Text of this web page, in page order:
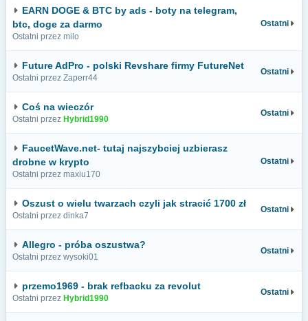
EARN DOGE & BTC by ads - boty na telegram,
btc, doge za darmo
Ostatni przez milo
Ostatni
Future AdPro - polski Revshare firmy FutureNet
Ostatni przez Zaperr44
Ostatni
Coś na wieczór
Ostatni przez Hybrid1990
Ostatni
FaucetWave.net- tutaj najszybciej uzbierasz
drobne w krypto
Ostatni przez maxiu170
Ostatni
Oszust o wielu twarzach czyli jak stracić 1700 zł
Ostatni przez dinka7
Ostatni
Allegro - próba oszustwa?
Ostatni przez wysoki01
Ostatni
przemo1969 - brak refbacku za revolut
Ostatni przez Hybrid1990
Ostatni